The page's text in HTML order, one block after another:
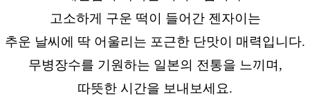
고소하게 구운 떡이 들어간 젠자이는
추운 날씨에 딱 어울리는 포근한 단맛이 매력입니다.
무병장수를 기원하는 일본의 전통을 느끼며,
따뜻한 시간을 보내보세요.